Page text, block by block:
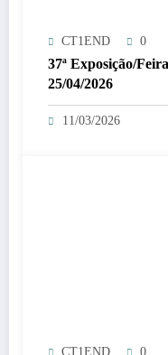
CT1END 0
37ª Exposição/
25/04/2026
11/03/2026
CT1END 0